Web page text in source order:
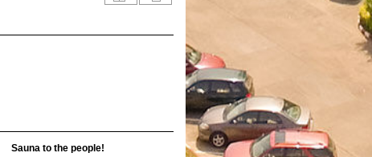
Sauna to the people!